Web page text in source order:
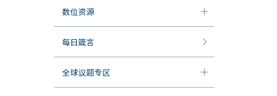
数位资源
每日箴言
全球议题专区